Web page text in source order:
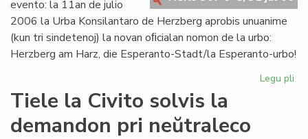
evento: la 11an de julio
2006 la Urba Konsilantaro de Herzberg aprobis unuanime
(kun tri sindetenoj) la novan oﬁcialan nomon de la urbo:
Herzberg am Harz, die Esperanto-Stadt/la Esperanto-urbo!
Legu pli
Tiele la Civito solvis la
demandon pri neŭtraleco